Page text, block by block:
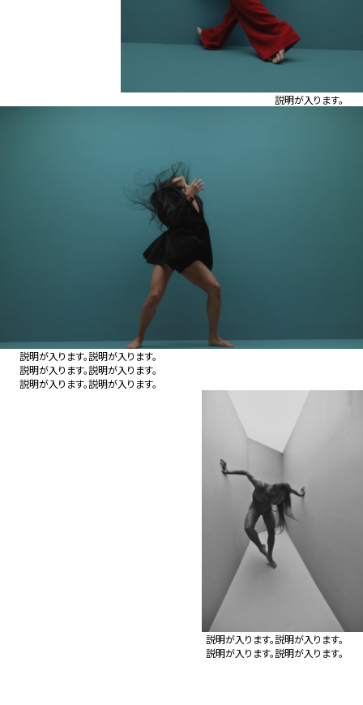
説明が入ります。
説明が入ります。説明が入ります。
説明が入ります。説明が入ります。
説明が入ります。説明が入ります。
説明が入ります。説明が入ります。
説明が入ります。説明が入ります。